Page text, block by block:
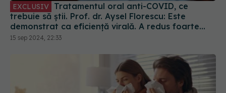
EXCLUSIV
trebuie să știi. Prof. dr. Aysel Florescu: Este
demonstrat ca eficiență virală. A redus foarte
mult riscul de spitalizare
15 sep 2024, 22:33